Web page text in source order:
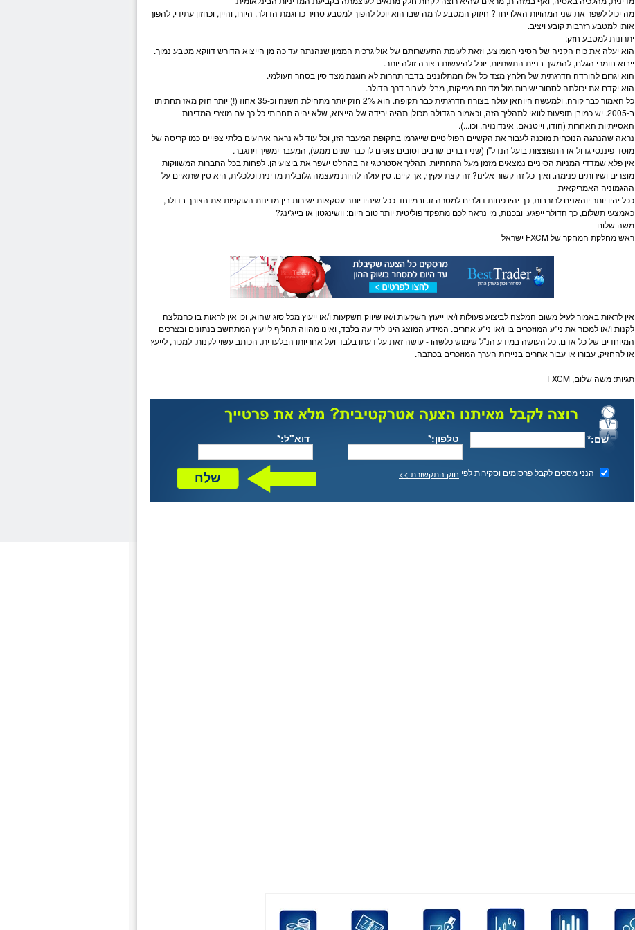
מה יכול לשפר את שני המהויות האלו יחד? חיזוק המטבעלרמה שבו הוא יוכל להפוך למטבעסחיר כדוגמת הדולר, היורו, והיין, וכחזון עתידי, להפוך
אותו למטבערזרבות קובע ויציב.
יתרונות למטבע חזק:
הוא יעלה את כוח הקניה של הסיני הממוצע, וזאת לעומת התעשרותם של אוליגרכית הממון שנהנתה עד כה מן הייצוא הדורש דווקא מטבע נמוך.
ייבוא חומרי הגלם, להמשך בניית התשתיות, יוכל להיעשות בצורה זולה יותר.
הוא יגרום להורדה הדרגתית של הלחץ מצד כל אלו המתלוננים בדבר תחרות לא הוגנת מצד סין בסחר העולמי.
הוא יקדם את יכולתה לסחור ישירות מול מדינות מפיקות, מבלי לעבור דרך הדולר.
כל האמור כבר קורה, ולמעשה היוהאן עולה בצורה הדרגתית כבר תקופה. הוא 2% חזק יותר מתחילת השנה וכ-35 אחוז (!) יותר חזק מאז תחתיתו
ב-2005. יש כמובן תופעות לוואי לתהליך הזה, וכאמור הגדולה מכולן תהיה ירידה של הייצוא, שלא יהיה תחרותי כל כך עם מוצרי המדינות
האסייתיות האחרות (הודו, וייטנאם, אינדונזיה, וכו...).
נראה שהנהגה הנוכחית מוכנה לעבור את הקשיים הפוליטיים שייגרמו בתקופת המעבר הזו, וכל עוד לא נראה אירועים בלתי צפויים כמו קריסה של
מוסד פיננסי גדול או התפוצצות בועל הנדל"ן (שני דברים שרבים וטובים צופים לו כבר שנים ממש), המעבר ימשיך ויתגבר.
אין פלא שמדדי המניות הסיניים נמצאים מזמן מעל התחתיות. תהליך אסטרטגי זה בהחלט ישפר את ביצועיהן. לפחות בכל החברות המשווקות
מוצרים ושירותים פנימה. ואיך כל זה קשור אלינו? זה קצת עקיף, אך קיים. סין עולה להיות מעצמה גלובלית מדינית וכלכלית, היא סין שתאיים על
ההגמוניה האמריקאית.
ככל יהיו יותר יוהאנים לרזרבות, כך יהיו פחות דולרים למטרה זו. ובמיוחד ככל שיהיו יותר עסקאות ישירות בין מדינות העוקפות את הצורך בדולר,
כאמצעי תשלום, כך הדולרייפגע. ובכנות, מי נראה לכם מתפקד פוליטית יותר טוב היום: וושינגטון או בייג'ינג?
משה שלום
ראש מחלקת המחקר שלFXCM ישראל
אין לראות באמור לעיל משום המלצה לביצוע פעולות ו/או ייעוץ השקעותו/או שיווק השקעותו/או ייעוץ מכל סוג שהוא, וכן אין לראות בו כהמלצה
לקנות ו/או למכור את ני"ע המוזכרים בו ו/או ני"ע אחרים. המידע המוצג הינו לידיעה בלבד, ואינו מהווה תחליף לייעוץ המתחשב בנתונים ובצרכים
המיוחדים של כל אדם. כל העושה במידע הנ"ל שימוש כלשהו - עושה זאת על דעתו בלבד ועל אחריותו הבלעדית. הכותב עשוי לקנות, למכור, לייעץ
או להחזיק, עבורו או עבור אחרים בניירות הערך המוזכרים בכתבה.
תגיות: משה שלום,
FXCM
שם:* טלפון:* דוא"ל:*
הנני מסכים לקבל פרסומים וסקירות לפי חוק התקשורת >> שלח